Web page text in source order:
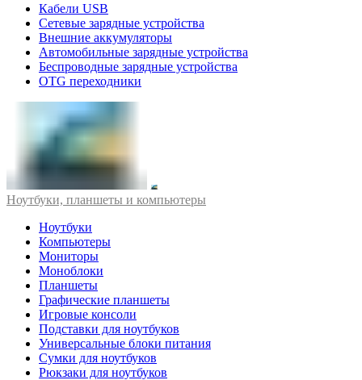
Кабели USB
Сетевые зарядные устройства
Внешние аккумуляторы
Автомобильные зарядные устройства
Беспроводные зарядные устройства
OTG переходники
Ноутбуки, планшеты и компьютеры
Ноутбуки
Компьютеры
Мониторы
Моноблоки
Планшеты
Графические планшеты
Игровые консоли
Подставки для ноутбуков
Универсальные блоки питания
Сумки для ноутбуков
Рюкзаки для ноутбуков